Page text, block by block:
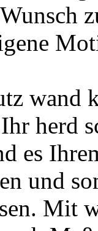
wand
herd
es
und
Mit